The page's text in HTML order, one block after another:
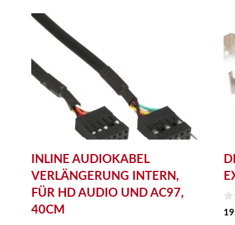
INLINE AUDIOKABEL
VERLÄNGERUNG INTERN,
FÜR HD AUDIO UND AC97,
40CM
0
v